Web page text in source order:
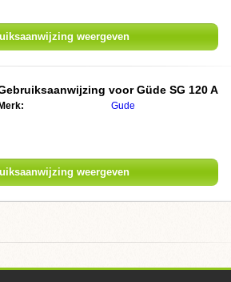
weergeven
voor Güde SG 120 A
Merk: Gude
weergeven